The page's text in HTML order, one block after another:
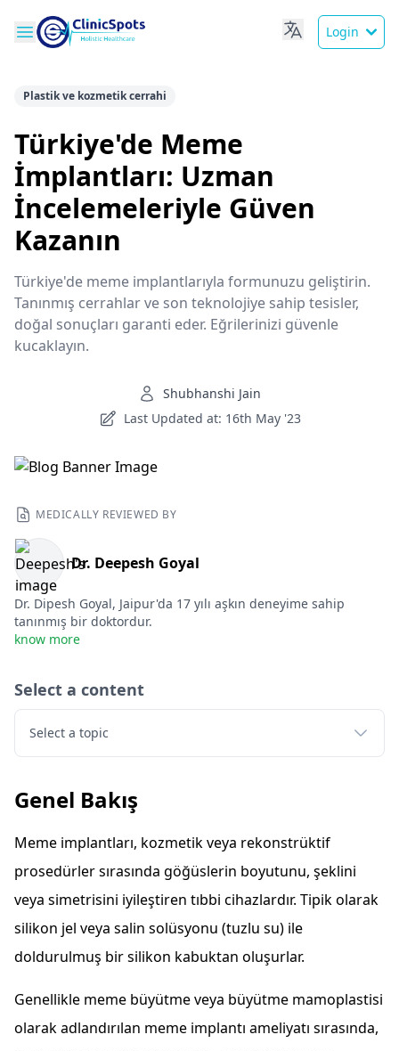
Login
Plastik ve kozmetik cerrahi
Türkiye'de Meme
İmplantları: Uzman
İncelemeleriyle Güven
Kazanın
Türkiye'de meme implantlarıyla formunuzu geliştirin.
Tanınmış cerrahlar ve son teknolojiye sahip tesisler,
doğal sonuçları garanti eder. Eğrilerinizi güvenle
kucaklayın.
Shubhanshi Jain
Last Updated at: 16th May '23
MEDICALLY REVIEWED BY
Dr. Deepesh Goyal
Dr. Dipesh Goyal, Jaipur'da 17 yılı aşkın deneyime sahip
tanınmış bir doktordur.
know more
Select a content
Select a topic
Genel Bakış
Meme implantları, kozmetik veya rekonstrüktif
prosedürler sırasında göğüslerin boyutunu, şeklini
veya simetrisini iyileştiren tıbbi cihazlardır. Tipik olarak
silikon jel veya salin solüsyonu (tuzlu su) ile
doldurulmuş bir silikon kabuktan oluşurlar.
Genellikle meme büyütme veya büyütme mamoplastisi
olarak adlandırılan meme implantı ameliyatı sırasında,